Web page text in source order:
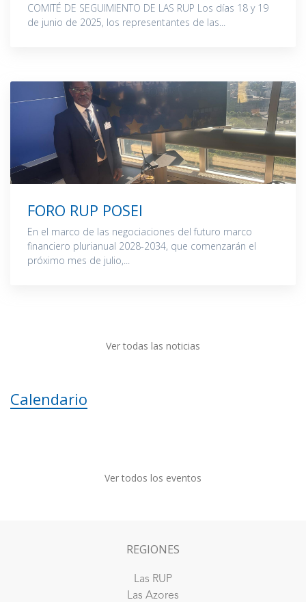
COMITÉ DE SEGUIMIENTO DE LAS RUP Los días 18 y 19
de junio de 2025, los representantes de las...
FORO RUP POSEI
En el marco de las negociaciones del futuro marco
financiero plurianual 2028-2034, que comenzarán el
próximo mes de julio,...
Ver todas las noticias
Calendario
Ver todos los eventos
REGIONES
Las RUP
Las Azores